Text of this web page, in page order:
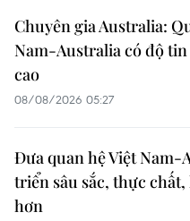
Chuyên gia Australia:
Nam-Australia có độ
cao
08/08/2026 05:27
Đưa quan hệ Việt Nam-
triển sâu sắc, thực chất,
hơn